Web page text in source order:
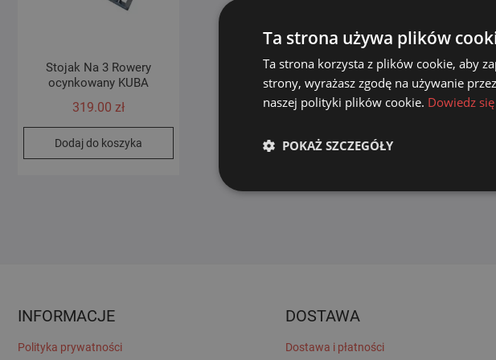
Stojak Na 3 Rowery
ocynkowany KUBA
319.00 zł
Dodaj do koszyka
INFORMACJE
Polityka prywatności
DOSTAWA
Dostawa i płatności
Ta strona używa plików
Ta strona korzysta z plików cookie, aby
strony, wyrażasz zgodę na używanie
naszej polityki plików cookie. Dowiedz
POKAŻ SZCZEGÓŁY